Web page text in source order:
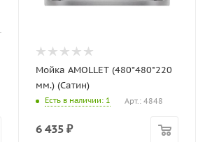
Мойка AMOLLET (480*480*220
мм.) (Сатин)
Есть в наличии: 1 Арт.: 4848
6 435 ₽